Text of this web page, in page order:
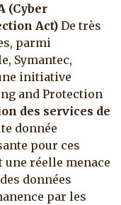
(Cyber
Act) De très
parmi
Symantec,
initiative
and Protection
des services de
donnée
pour ces
une réelle menace
données
par les